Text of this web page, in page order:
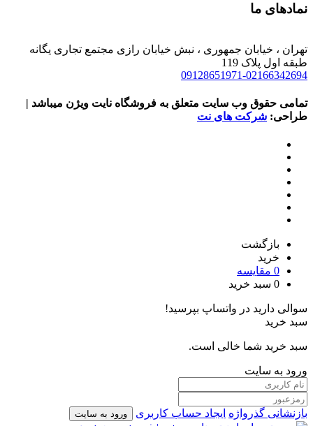
نمادهای ما
تهران ، خیابان جمهوری ، نبش خیابان رازی مجتمع تجاری یگانه
طبقه اول پلاک 119
09128651971-02166342694
تمامی حقوق وب سایت متعلق به فروشگاه نایت ویژن میباشد |
طراحی: شرکت های نت
بازگشت
خرید
0 مقایسه
0 سبد خرید
سوالی دارید در واتساپ بپرسید!
سبد خرید
سبد خرید شما خالی است.
ورود به سایت
بازنشانی گذرواژه ایجاد حساب کاربری ورود به سایت